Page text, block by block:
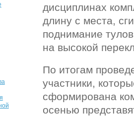
дисциплинах
длину с места,
поднимание
на высокой
По итогам
участники,
сформирована
осенью